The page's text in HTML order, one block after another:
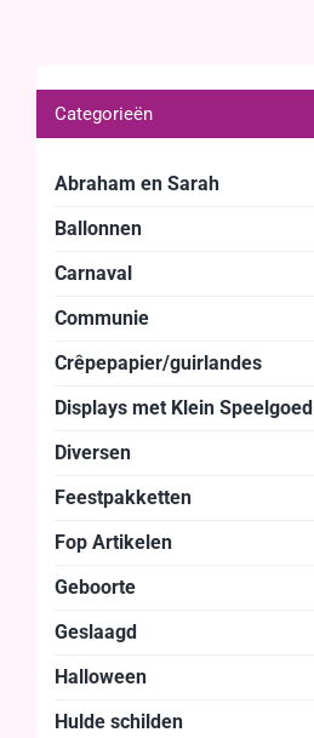
Categorieën
Abraham en Sarah
Ballonnen
Carnaval
Communie
Crêpepapier/guirlandes
Displays met Klein Speelgoed
Diversen
Feestpakketten
Fop Artikelen
Geboorte
Geslaagd
Halloween
Hulde schilden